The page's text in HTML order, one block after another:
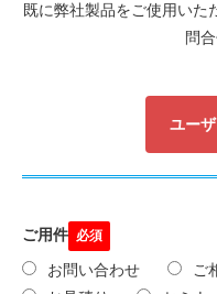
オン
既に弊社製品をご使用いた
問
ユー
ご用件
お問い合わせ
ご